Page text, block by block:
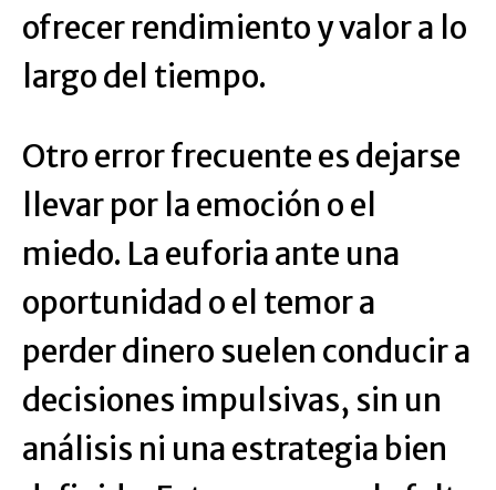
ofrecer rendimiento y valor a lo
largo del tiempo.
Otro error frecuente es dejarse
llevar por la emoción o el
miedo. La euforia ante una
oportunidad o el temor a
perder dinero suelen conducir a
decisiones impulsivas, sin un
análisis ni una estrategia bien